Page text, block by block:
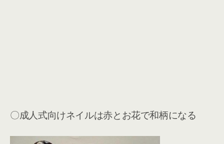
〇成人式向けネイルは赤とお花で和柄になる